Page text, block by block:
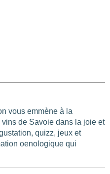
vous emmène à la
de Savoie dans la joie et
quizz, jeux et
oenologique qui